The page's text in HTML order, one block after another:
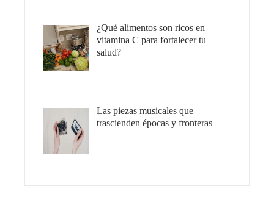
¿Qué alimentos son ricos en
vitamina C para fortalecer tu
salud?
Las piezas musicales que
trascienden épocas y fronteras